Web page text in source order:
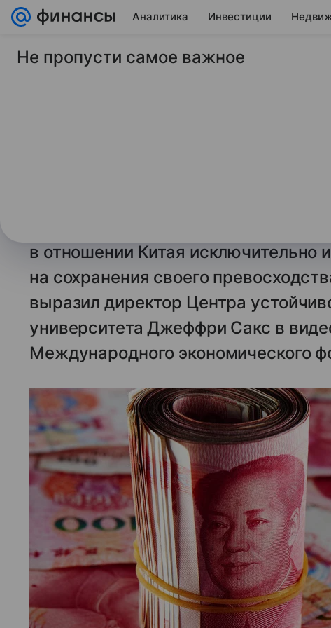
Аналитика Инвестиции
5 ноября 2025 ТАСС
в отношении Китая исключительно
на сохранения своего
выразил директор Центра
университета Джеффри Сакс в
Международного экономического
Не пропусти самое важное